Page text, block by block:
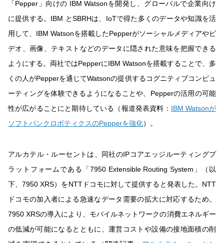
「Pepper」向けの IBM Watsonを開発し、グローバルで企業向け
に提供する。IBM とSBRHは、IoTで得た多くのデータや知識を活
用して、IBM Watsonを搭載したPepperがソーシャルメディアやビ
デオ、画像、テキストなどのデータに隠された意味を把握できる
ようにする。両社ではPepperにIBM Watsonを搭載することで、多
くの人がPepperを通じてWatsonの提供するコグニティブコンピュ
ーティングを体験できるようになることや、Pepperの活用の可能
性が広がることにと期待している（報道発表資料： IBM Watsonが
ソフトバンクロボティクスのPepperを強化）。
アルカテル・ルーセントは、同社のIPコアエッジルーティングプ
ラットフォームである「7950 Extensible Routing System」（以
下、7950 XRS）をNTTドコモに対して提供すると発表した。NTT
ドコモの加入者による急速なデータ需要の拡大に対応するため。
7950 XRSの導入により、モバイルネットワークの消費エネルギー
の低減が可能になるとともに、運営コストや設備の接地面積の削